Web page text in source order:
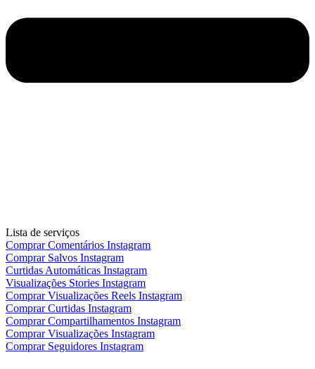
Lista de serviços
Comprar Comentários Instagram
Comprar Salvos Instagram
Curtidas Automáticas Instagram
Visualizações Stories Instagram
Comprar Visualizações Reels Instagram
Comprar Curtidas Instagram
Comprar Compartilhamentos Instagram
Comprar Visualizações Instagram
Comprar Seguidores Instagram